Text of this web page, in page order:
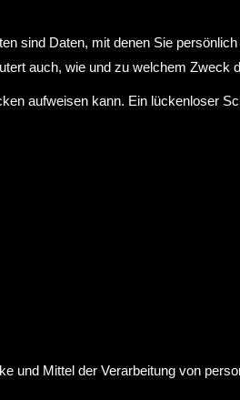
sind Daten, mit denen Sie
auch, wie und zu welchem Zweck
aufweisen kann. Ein lückenloser
und Mittel der Verarbeitung von